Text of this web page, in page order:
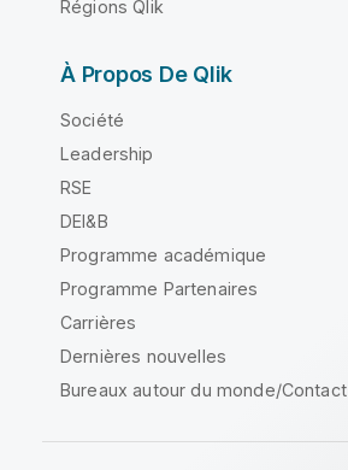
Régions Qlik
À Propos De Qlik
Société
Leadership
RSE
DEI&B
Programme académique
Programme Partenaires
Carrières
Dernières nouvelles
Bureaux autour du monde/Contact